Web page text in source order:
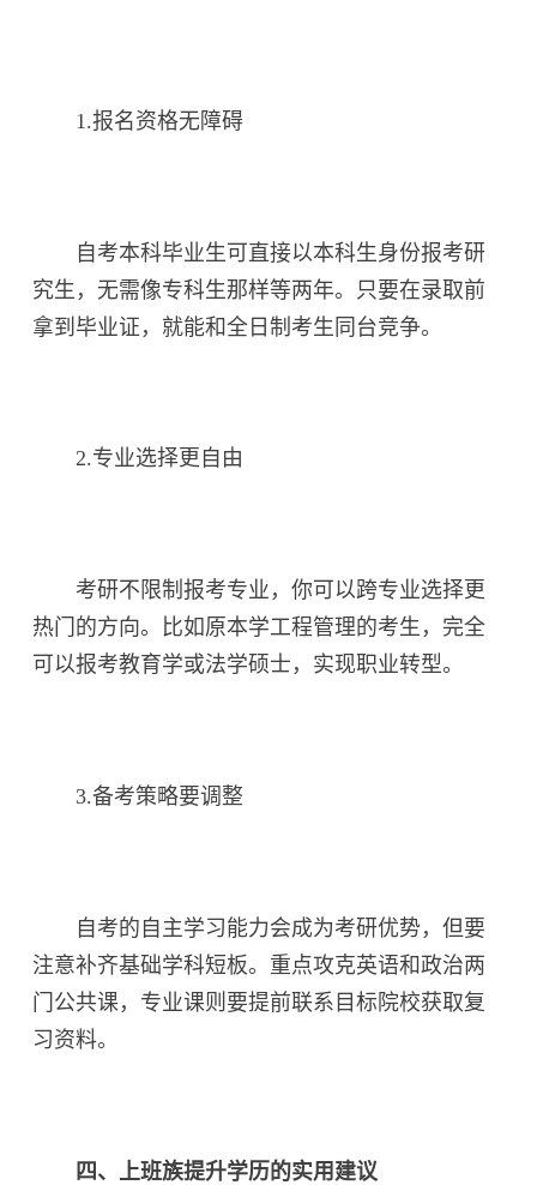
1.报名资格无障碍
自考本科毕业生可直接以本科生身份报考研
究生，无需像专科生那样等两年。只要在录取前
拿到毕业证，就能和全日制考生同台竞争。
2.专业选择更自由
考研不限制报考专业，你可以跨专业选择更
热门的方向。比如原本学工程管理的考生，完全
可以报考教育学或法学硕士，实现职业转型。
3.备考策略要调整
自考的自主学习能力会成为考研优势，但要
注意补齐基础学科短板。重点攻克英语和政治两
门公共课，专业课则要提前联系目标院校获取复
习资料。
四、上班族提升学历的实用建议